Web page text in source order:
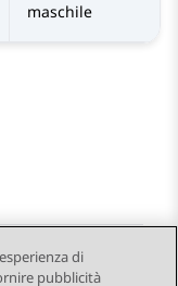
maschile
di
pubblicità